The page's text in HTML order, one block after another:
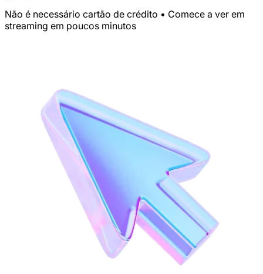
Não é necessário cartão de crédito • Comece a ver em
streaming em poucos minutos